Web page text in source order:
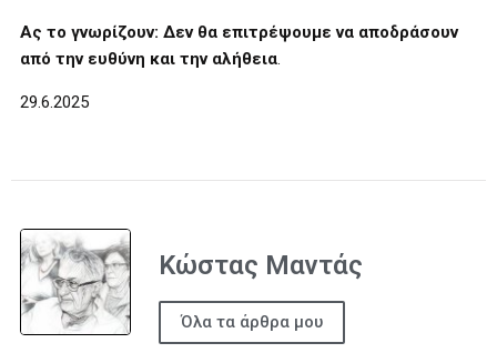
Ας το γνωρίζουν: Δεν θα επιτρέψουμε να αποδράσουν
από την ευθύνη και την αλήθεια.
29.6.2025
Κώστας Μαντάς
Όλα τα άρθρα μου